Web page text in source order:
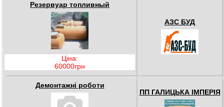
Резервуар топливный
Ціна:
60000грн
АЗС БУД
Демонтажні роботи
ПП ГАЛИЦЬКА ІМПЕРІЯ